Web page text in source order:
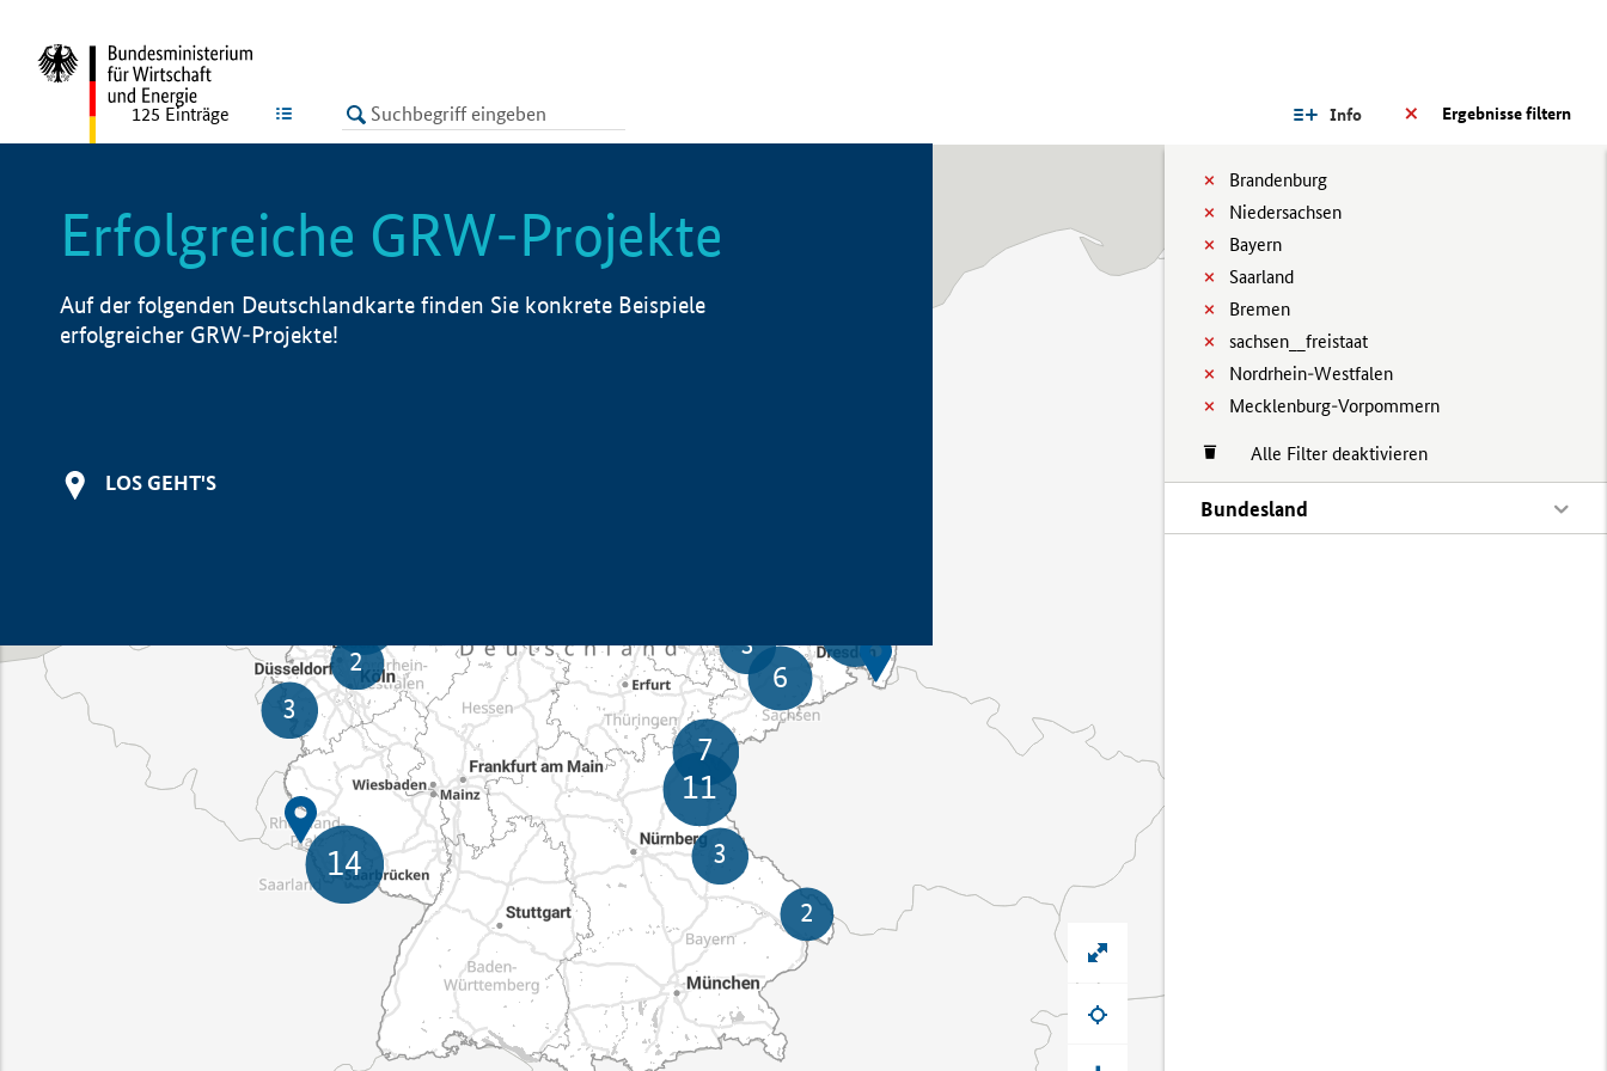
LISTE Ergebnisse filtern
Info
Brandenburg
Niedersachsen
Bayern
Saarland
Bremen
sachsen__freistaat
Nordrhein-Westfalen
Mecklenburg-Vorpommern
Alle Filter deaktivieren
Bundesland
125 Einträge
Erfolgreiche GRW-Projekte
Auf der folgenden Deutschlandkarte finden Sie konkrete Beispiele
erfolgreicher GRW-Projekte!
LOS GEHT'S